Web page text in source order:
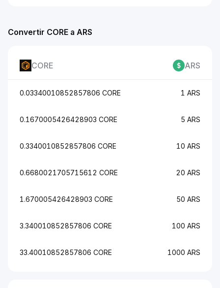
Convertir CORE a ARS
CORE ARS
0.03340010852857806 CORE 1 ARS
0.1670005426428903 CORE 5 ARS
0.3340010852857806 CORE 10 ARS
0.6680021705715612 CORE 20 ARS
1.670005426428903 CORE 50 ARS
3.340010852857806 CORE 100 ARS
33.40010852857806 CORE 1000 ARS